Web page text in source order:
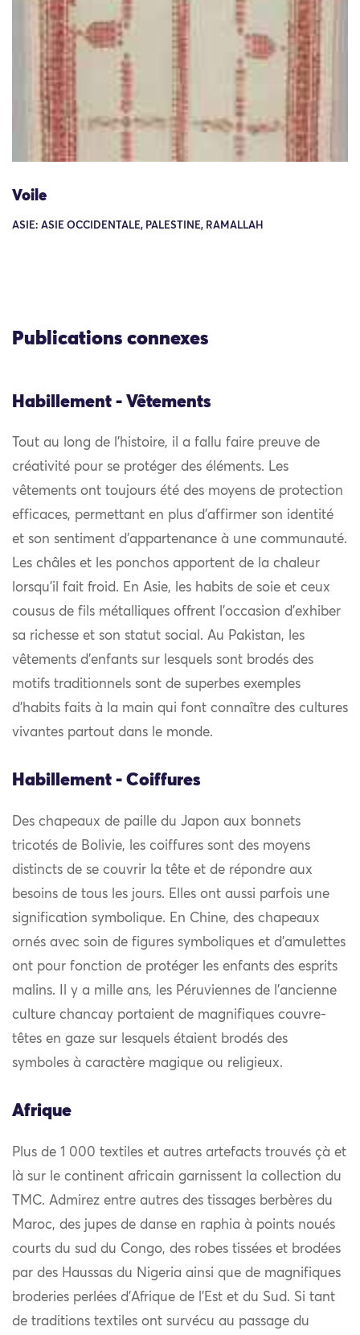
Voile
ASIE: ASIE OCCIDENTALE, PALESTINE, RAMALLAH
Publications connexes
Habillement - Vêtements
Tout au long de l’histoire, il a fallu faire preuve de
créativité pour se protéger des éléments. Les
vêtements ont toujours été des moyens de protection
efficaces, permettant en plus d’affirmer son identité
et son sentiment d’appartenance à une communauté.
Les châles et les ponchos apportent de la chaleur
lorsqu’il fait froid. En Asie, les habits de soie et ceux
cousus de fils métalliques offrent l’occasion d’exhiber
sa richesse et son statut social. Au Pakistan, les
vêtements d’enfants sur lesquels sont brodés des
motifs traditionnels sont de superbes exemples
d’habits faits à la main qui font connaître des cultures
vivantes partout dans le monde.
Habillement - Coiffures
Des chapeaux de paille du Japon aux bonnets
tricotés de Bolivie, les coiffures sont des moyens
distincts de se couvrir la tête et de répondre aux
besoins de tous les jours. Elles ont aussi parfois une
signification symbolique. En Chine, des chapeaux
ornés avec soin de figures symboliques et d’amulettes
ont pour fonction de protéger les enfants des esprits
malins. Il y a mille ans, les Péruviennes de l’ancienne
culture chancay portaient de magnifiques couvre-
têtes en gaze sur lesquels étaient brodés des
symboles à caractère magique ou religieux.
Afrique
Plus de 1 000 textiles et autres artefacts trouvés çà et
là sur le continent africain garnissent la collection du
TMC. Admirez entre autres des tissages berbères du
Maroc, des jupes de danse en raphia à points noués
courts du sud du Congo, des robes tissées et brodées
par des Haussas du Nigeria ainsi que de magnifiques
broderies perlées d’Afrique de l’Est et du Sud. Si tant
de traditions textiles ont survécu au passage du